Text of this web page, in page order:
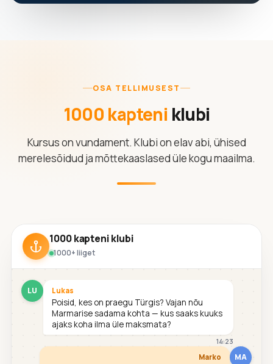
OSA TELLIMUSEST
1000 kapteni klubi
Kursus on vundament. Klubi on elav abi, ühised
merelesõidud ja mõttekaaslased üle kogu maailma.
1000 kapteni klubi
1000+ liiget
LU Lukas
Poisid, kes on praegu Türgis? Vajan nõu
Marmarise sadama kohta — kus saaks kuuks
ajaks koha ilma üle maksmata?
14:23
MA
Marko